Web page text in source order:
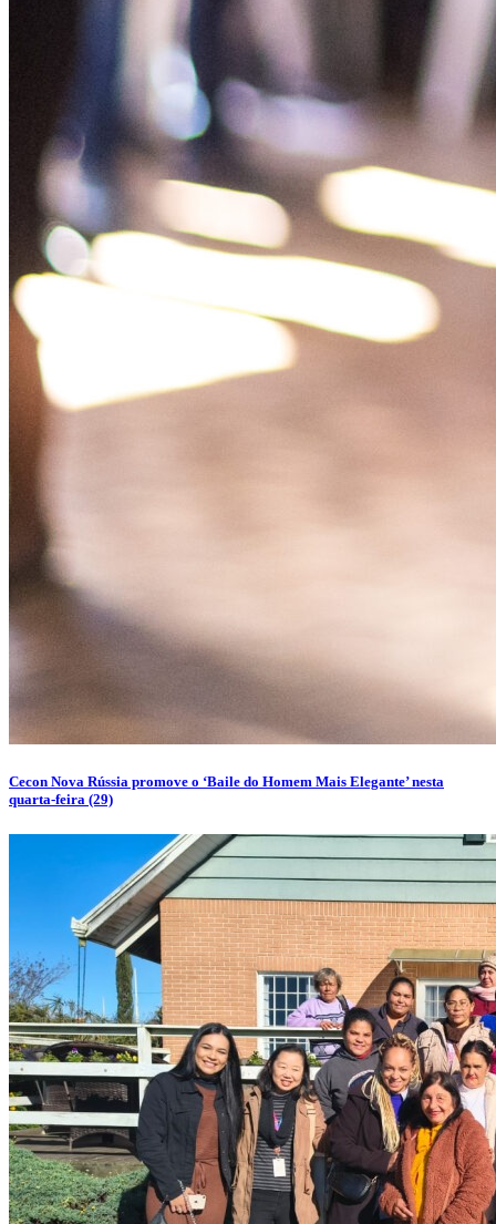
Cecon Nova Rússia promove o ‘Baile do Homem Mais Elegante’ nesta
quarta-feira (29)